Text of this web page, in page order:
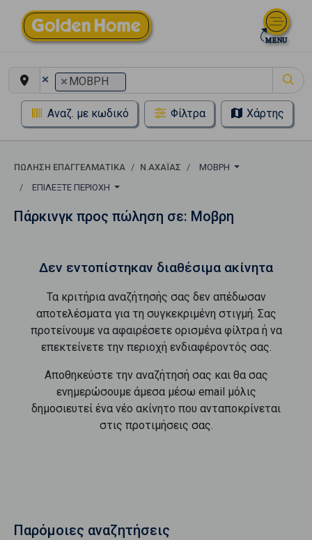
× × ΜΟΒΡΗ
Αναζ. με κωδικό Φίλτρα Χάρτης
ΠΏΛΗΣΗ ΕΠΑΓΓΕΛΜΑΤΙΚΆ Ν.ΑΧΑΪΑΣ
ΜΟΒΡΗ
ΕΠΙΛΈΞΤΕ ΠΕΡΙΟΧΉ
Πάρκινγκ προς πώληση σε: Μοβρη
Δεν εντοπίστηκαν διαθέσιμα ακίνητα
Τα κριτήρια αναζήτησής σας δεν απέδωσαν
αποτελέσματα για τη συγκεκριμένη στιγμή. Σας
προτείνουμε να αφαιρέσετε ορισμένα φίλτρα ή να
επεκτείνετε την περιοχή ενδιαφέροντός σας.
Αποθηκεύστε την αναζήτησή σας και θα σας
ενημερώσουμε άμεσα μέσω email μόλις
δημοσιευτεί ένα νέο ακίνητο που ανταποκρίνεται
στις προτιμήσεις σας.
Παρόμοιες αναζητήσεις